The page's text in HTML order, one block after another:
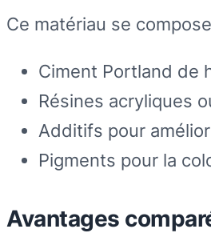
Ce matériau se
Ciment Portland de
Résines acryliques
Additifs pour
Pigments pour la
Avantages